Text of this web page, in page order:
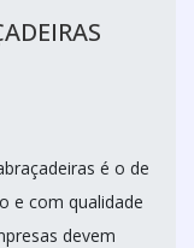
é o de
e com qualidade
devem